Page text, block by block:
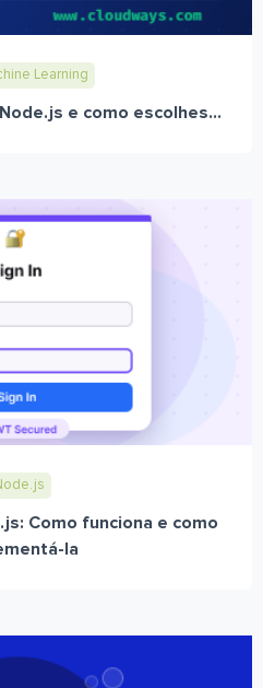
Learning
e como escolhes...
Como funciona e como
la